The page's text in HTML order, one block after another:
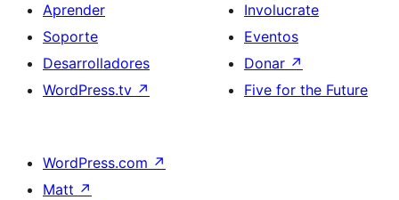
Aprender
Soporte
Desarrolladores
WordPress.tv ↗
Involucrate
Eventos
Donar ↗
Five for the Future
WordPress.com ↗
Matt ↗